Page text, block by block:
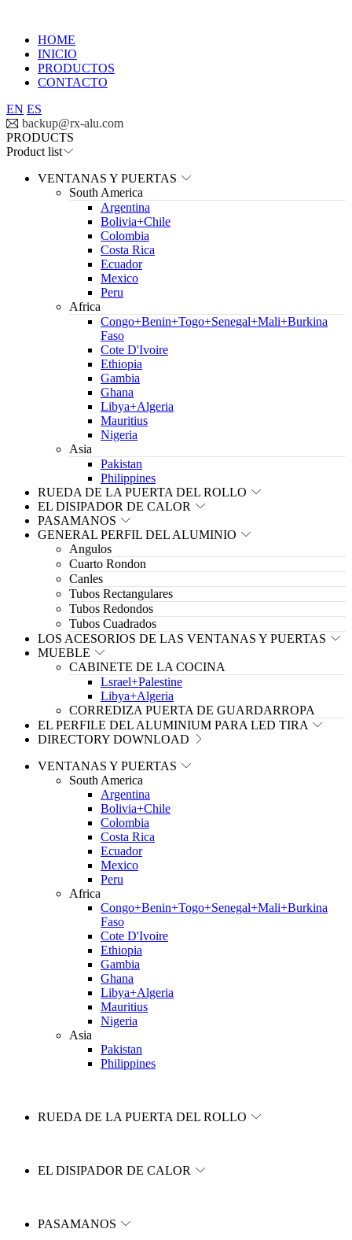
HOME
INICIO
PRODUCTOS
CONTACTO
EN ES
 backup@rx-alu.com
PRODUCTS
Product list
VENTANAS Y PUERTAS
South America
Argentina
Bolivia+Chile
Colombia
Costa Rica
Ecuador
Mexico
Peru
Africa
Congo+Benin+Togo+Senegal+Mali+Burkina
Faso
Cote D'Ivoire
Ethiopia
Gambia
Ghana
Libya+Algeria
Mauritius
Nigeria
Asia
Pakistan
Philippines
RUEDA DE LA PUERTA DEL ROLLO
EL DISIPADOR DE CALOR
PASAMANOS
GENERAL PERFIL DEL ALUMINIO
Angulos
Cuarto Rondon
Canles
Tubos Rectangulares
Tubos Redondos
Tubos Cuadrados
LOS ACESORIOS DE LAS VENTANAS Y PUERTAS
MUEBLE
CABINETE DE LA COCINA
Lsrael+Palestine
Libya+Algeria
CORREDIZA PUERTA DE GUARDARROPA
EL PERFILE DEL ALUMINIUM PARA LED TIRA
DIRECTORY DOWNLOAD
VENTANAS Y PUERTAS
South America
Argentina
Bolivia+Chile
Colombia
Costa Rica
Ecuador
Mexico
Peru
Africa
Congo+Benin+Togo+Senegal+Mali+Burkina
Faso
Cote D'Ivoire
Ethiopia
Gambia
Ghana
Libya+Algeria
Mauritius
Nigeria
Asia
Pakistan
Philippines
RUEDA DE LA PUERTA DEL ROLLO
EL DISIPADOR DE CALOR
PASAMANOS